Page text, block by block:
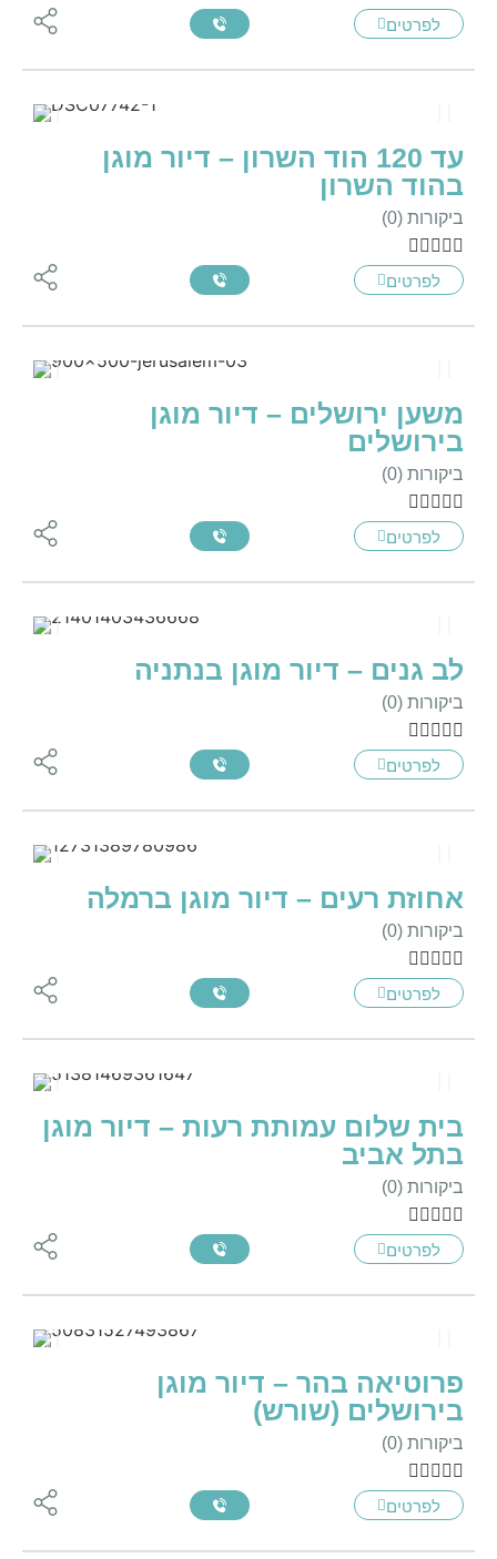
לפרטים
עד 120 הוד השרון – דיור מוגן
בהוד השרון
ביקורות (0)

לפרטים
משען ירושלים – דיור מוגן
בירושלים
ביקורות (0)

לפרטים
לב גנים – דיור מוגן בנתניה
ביקורות (0)

לפרטים
אחוזת רעים – דיור מוגן ברמלה
ביקורות (0)

לפרטים
בית שלום עמותת רעות – דיור מוגן
בתל אביב
ביקורות (0)

לפרטים
פרוטיאה בהר – דיור מוגן
בירושלים (שורש)
ביקורות (0)

לפרטים